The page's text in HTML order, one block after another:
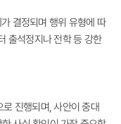
결정되며 행위 유형에 따
출석정지나 전학 등 강한
진행되며, 사안이 중대